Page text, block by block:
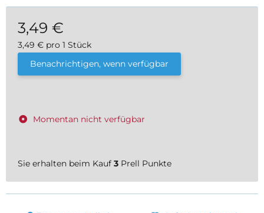
3,49 €
3,49 € pro 1 Stück
inkl. 19% USt. , zzgl.
Benachrichtigen, wenn verfügbar
Momentan nicht verfügbar
Sie erhalten beim Kauf 3 Prell Punkte